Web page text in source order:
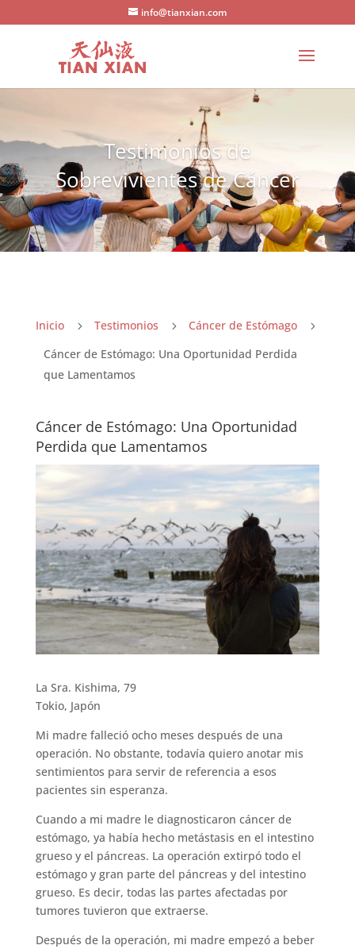
info@tianxian.com
Testimonios de
Sobrevivientes de Cáncer
Inicio 5 Testimonios 5 Cáncer de Estómago 5
Cáncer de Estómago: Una Oportunidad Perdida
que Lamentamos
Cáncer de Estómago: Una Oportunidad
Perdida que Lamentamos
La Sra. Kishima, 79
Tokio, Japón
Mi madre falleció ocho meses después de una
operación. No obstante, todavía quiero anotar mis
sentimientos para servir de referencia a esos
pacientes sin esperanza.
Cuando a mi madre le diagnosticaron cáncer de
estómago, ya había hecho metástasis en el intestino
grueso y el páncreas. La operación extirpó todo el
estómago y gran parte del páncreas y del intestino
grueso. Es decir, todas las partes afectadas por
tumores tuvieron que extraerse.
Después de la operación, mi madre empezó a beber